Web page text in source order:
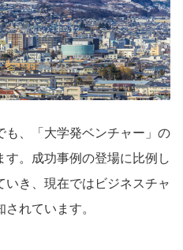
Magazine
も、「大学発ベンチャー」の
。成功事例の登場に比例し
き、現在ではビジネスチャ
れています。